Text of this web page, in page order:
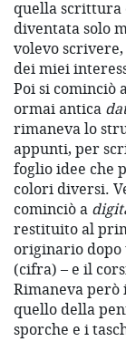
quella scrittura
diventata solo
volevo
dei miei
Poi si cominciò
ormai antica
rimaneva lo
appunti, per
foglio idee che
colori diversi.
cominciò a
restituito al
originario dopo
(cifra) – e il
Rimaneva però
quello della
sporche e i